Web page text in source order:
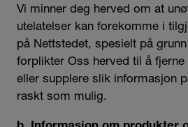
Vi minner deg herved om at
utelatelser kan forekomme i
på Nettstedet, spesielt på
forplikter Oss herved til å
eller supplere slik informasjon
raskt som mulig.